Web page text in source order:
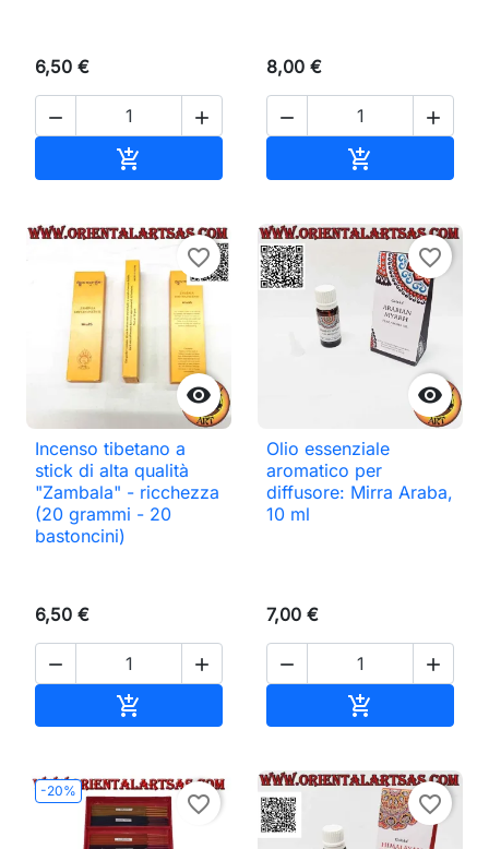
6,50 €
 

8,00 €
 


favorite_border
Incenso tibetano a
stick di alta qualità
"Zambala" - ricchezza
(20 grammi - 20
bastoncini)
6,50 €
 


favorite_border
Olio essenziale
aromatico per
diffusore: Mirra Araba,
10 ml
7,00 €
 

-20%
favorite_border favorite_border